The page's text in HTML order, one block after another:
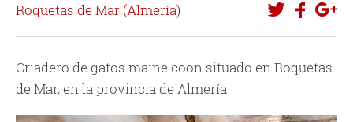
Roquetas de Mar (Almería)
Criadero de gatos maine coon situado en Roquetas
de Mar, en la provincia de Almería